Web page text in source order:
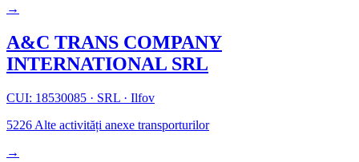
→
A&C TRANS COMPANY
INTERNATIONAL SRL
CUI: 18530085 · SRL · Ilfov
5226 Alte activități anexe transporturilor
→